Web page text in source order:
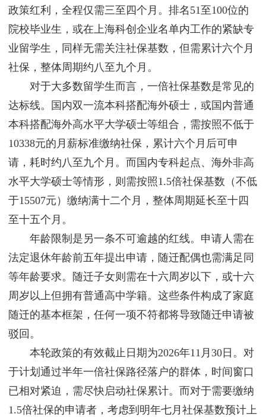
政策红利，全程仅需三至四个月。排名51至100位的
院校毕业生，或在上海科创企业名单内工作的紧缺专
业留学生，同样无需关注社保基数，但需累计六个月
社保，整体周期约八至九个月。
对于大多数留学生而言，一倍社保基数是常见的
达标线。国内双一流本科搭配海外硕士，或国内普通
本科搭配海外高水平大学硕士等组合，需按照不低于
10338元的月薪标准缴纳社保，累计六个月后可申
请，耗时约八至九个月。而国内专科起点、海外非高
水平大学硕士等情形，则需按照1.5倍社保基数（不低
于15507元）缴纳满十二个月，整体周期延长至十四
至十五个月。
年龄限制是另一条不可逾越的红线。申请人需在
法定退休年龄前五年提出申请，随迁配偶也需满足同
等年龄要求。随迁子女则需在十六周岁以下，或十六
周岁以上但拥有普通高中学籍。这些条件构成了家庭
随迁的基本框架，任何一项不符都将导致随迁申请被
驳回。
本轮政策的有效截止日期为2026年11月30日。对
于计划通过半年一倍社保路径落户的群体，时间窗口
已相对紧迫，需尽快启动社保累计。而对于需要缴纳
1.5倍社保的申请者，考虑到明年七月社保基数预计上